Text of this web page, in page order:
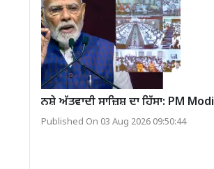
ਨਸ਼ੇ ਅੱਤਵਾਦੀ ਸਾਜ਼ਿਸ਼ ਦਾ ਹਿੱਸਾ: PM Modi
Published On 03 Aug 2026 09:50:44